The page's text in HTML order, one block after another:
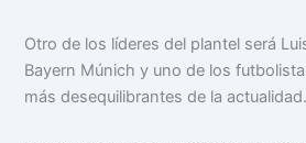
Otro de los líderes del plantel será
Bayern Múnich y uno de los
más desequilibrantes de la actualidad.